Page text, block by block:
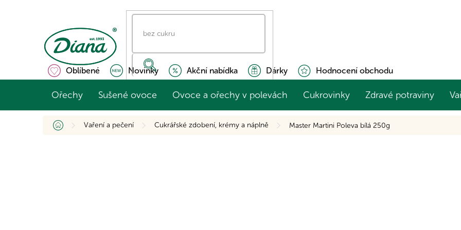
Oblíbené Novinky Akční nabídka Dárky Hodnocení obchodu
Ořechy Sušené ovoce Ovoce a ořechy v polevách Cukrovinky Zdravé potraviny
Domů Vaření a pečení Cukrářské zdobení, krémy a náplně Master Martini Poleva bílá 250g